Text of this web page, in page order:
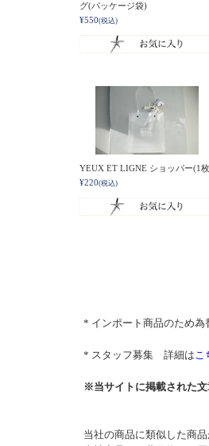
グ(パッケージ袋)
¥550(税込)
YEUX ET LIGNE ショッパー(1
¥220(税込)
* インポート商品のため為
* スタッフ募集 詳細はこ
※当サイトに掲載された文
当社の商品に類似した商品